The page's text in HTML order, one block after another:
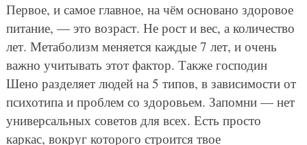
Первое, и самое главное, на чём основано здоровое
питание, — это возраст. Не рост и вес, а количество
лет. Метаболизм меняется каждые 7 лет, и очень
важно учитывать этот фактор. Также господин
Шено разделяет людей на 5 типов, в зависимости от
психотипа и проблем со здоровьем. Запомни — нет
универсальных советов для всех. Есть просто
каркас, вокруг которого строится твое